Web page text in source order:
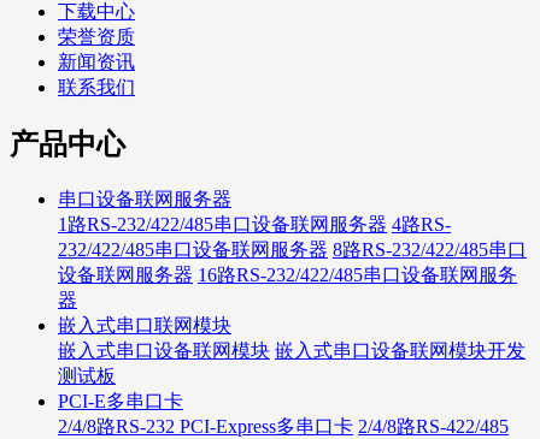
下载中心
荣誉资质
新闻资讯
联系我们
产品中心
串口设备联网服务器
1路RS-232/422/485串口设备联网服务器 4路RS-
232/422/485串口设备联网服务器 8路RS-232/422/485串口
设备联网服务器 16路RS-232/422/485串口设备联网服务
器
嵌入式串口联网模块
嵌入式串口设备联网模块 嵌入式串口设备联网模块开发
测试板
PCI-E多串口卡
2/4/8路RS-232 PCI-Express多串口卡 2/4/8路RS-422/485